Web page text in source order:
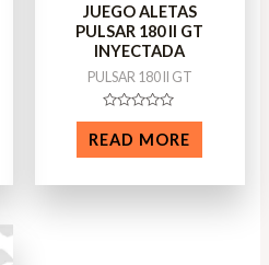
JUEGO ALETAS
PULSAR 180 II GT
INYECTADA
PULSAR 180 II GT
Rated
0
out
of
READ MORE